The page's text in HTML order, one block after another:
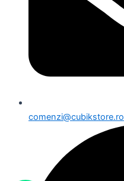
comenzi@cubikstore.ro